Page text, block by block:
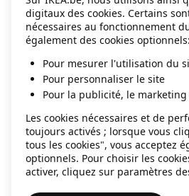
information)
digitaux des cookies. Certains
nécessaires au fonctionnement
également des cookies optionnels:
Pour mesurer l'utilisation du
Pour personnaliser le site
Pour la publicité, le
Les cookies nécessaires et de
toujours activés ; lorsque vous
tous les cookies", vous acceptez
optionnels. Pour choisir les
activer, cliquez sur paramètres